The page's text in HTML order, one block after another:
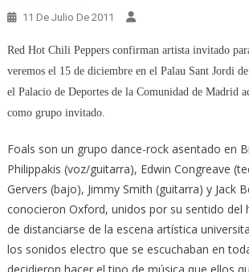
11 De Julio De 2011
Red Hot Chili Peppers confirman artista invitado
veremos el 15 de diciembre en el Palau Sant Jordi
el Palacio de Deportes de la Comunidad de Madrid
como grupo invitado.
Foals son un grupo dance-rock asentado en
Philippakis (voz/guitarra), Edwin Congreave
Gervers (bajo), Jimmy Smith (guitarra) y Jack
conocieron Oxford, unidos por su sentido del
de distanciarse de la escena artística
los sonidos electro que se escuchaban en